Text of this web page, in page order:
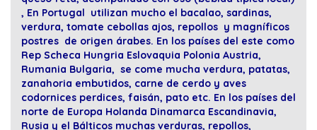
, En Portugal utilizan mucho el bacalao, sardinas,
verdura, tomate cebollas ajos, repollos y magníficos
postres de origen árabes. En los países del este como
Rep Scheca Hungria Eslovaquia Polonia Austria,
Rumania Bulgaria, se come mucha verdura, patatas,
zanahoria embutidos, carne de cerdo y aves
codornices perdices, faisán, pato etc. En los países del
norte de Europa Holanda Dinamarca Escandinavia,
Rusia y el Bálticos muchas verduras, repollos,